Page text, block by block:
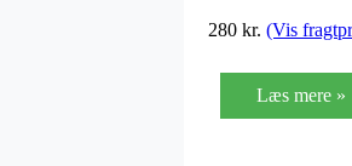
280 kr. (Vis
Læs mere »